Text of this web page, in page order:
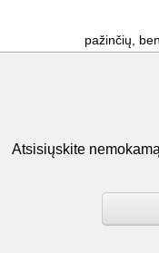
pažinčių,
Atsisiųskite